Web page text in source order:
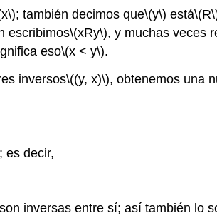
; también decimos que\(y\) está
escribimos\(xRy\), y muchas veces
eso\(x < y\).
inversos\((y, x)\), obtenemos una
; es decir,
inversas entre sí; así también lo